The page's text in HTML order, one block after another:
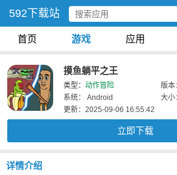
592下载站
首页 游戏 应用
摸鱼躺平之王
类型： 动作冒险
版本
系统： Android
大小
更新：2025-09-06 16:55:42
立即下载
详情介绍